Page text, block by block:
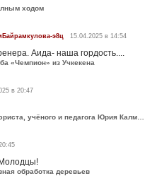
ходом
э8ц 15.04.2025 в 14:54
Аида- наша гордость....
«Чемпион» из Учкекена
в 20:47
В Черкесске чествовали выдающегося юриста, учёного и педагога Юрия Калмыкова
обработка деревьев